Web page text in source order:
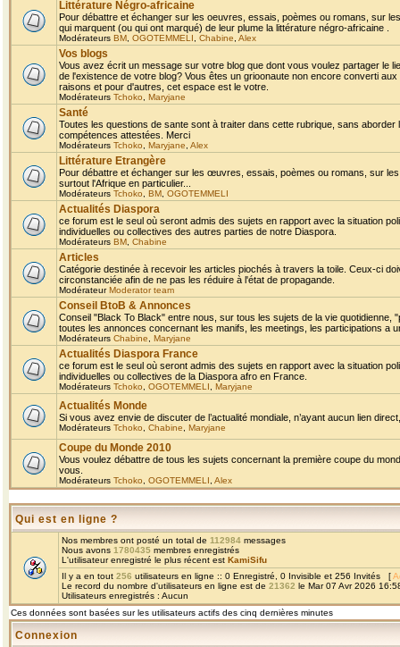
Littérature Négro-africaine
Pour débattre et échanger sur les oeuvres, essais, poèmes ou romans, sur
qui marquent (ou qui ont marqué) de leur plume la littérature négro-africaine .
Modérateurs BM OGOTEMMELI Chabine Alex
Vos blogs
Vous avez écrit un message sur votre blog que dont vous voulez partager le
de l'existence de votre blog? Vous êtes un grioonaute non encore converti
raisons et pour d'autres, cet espace est le votre.
Modérateurs Tchoko Maryjane
Santé
Toutes les questions de sante sont à traiter dans cette rubrique, sans
compétences attestées. Merci
Modérateurs Tchoko Maryjane Alex
Littérature Etrangère
Pour débattre et échanger sur les œuvres, essais, poèmes ou romans, sur
surtout l'Afrique en particulier...
Modérateurs Tchoko BM OGOTEMMELI
Actualités Diaspora
ce forum est le seul où seront admis des sujets en rapport avec la situation
individuelles ou collectives des autres parties de notre Diaspora.
Modérateurs BM Chabine
Articles
Catégorie destinée à recevoir les articles piochés à travers la toile. Ceux-ci
circonstanciée afin de ne pas les réduire à l'état de propagande.
ModérateurModerator team
Conseil BtoB & Annonces
Conseil "Black To Black" entre nous, sur tous les sujets de la vie
toutes les annonces concernant les manifs, les meetings, les participations a
Modérateurs Chabine Maryjane
Actualités Diaspora France
ce forum est le seul où seront admis des sujets en rapport avec la situation
individuelles ou collectives de la Diaspora afro en France.
Modérateurs Tchoko OGOTEMMELI Maryjane
Actualités Monde
Si vous avez envie de discuter de l’actualité mondiale, n’ayant aucun lien
Modérateurs Tchoko Chabine Maryjane
Coupe du Monde 2010
Vous voulez débattre de tous les sujets concernant la première coupe du
vous.
Modérateurs Tchoko OGOTEMMELI Alex
Qui est en ligne ?
Nos membres ont posté un total de 112984 messages
Nous avons 1780435 membres enregistrés
L'utilisateur enregistré le plus récent est KamiSifu
Il y a en tout 256 utilisateurs en ligne :: 0 Enregistré, 0 Invisible et 256 Invités [
Le record du nombre d'utilisateurs en ligne est de 21362 le Mar 07 Avr 2026
Utilisateurs enregistrés : Aucun
Ces données sont basées sur les utilisateurs actifs des cinq dernières minutes
Connexion